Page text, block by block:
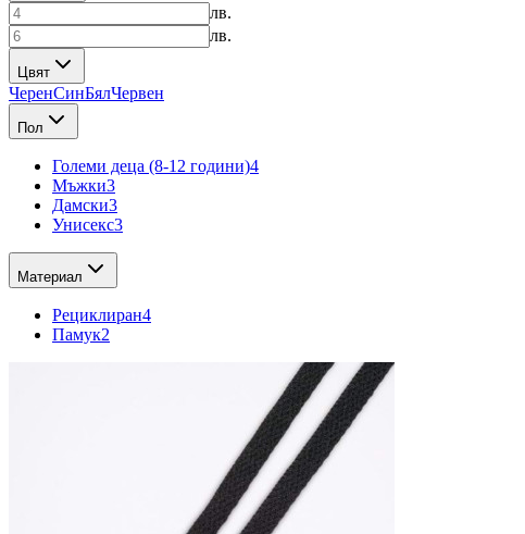
лв.
лв.
Цвят
ЧеренСинБялЧервен
Пол
Големи деца (8-12 години)4
Мъжки3
Дамски3
Унисекс3
Материал
Рециклиран4
Памук2